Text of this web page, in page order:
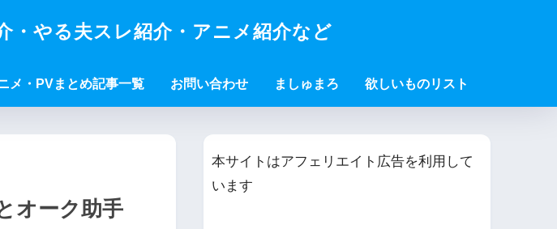
やる夫スレ紹介・アニメ紹介など
メ・PVまとめ記事一覧 お問い合わせ ましゅまろ 欲しいものリスト
オーク助手
本サイトはアフェリエイト広告を利用して
います